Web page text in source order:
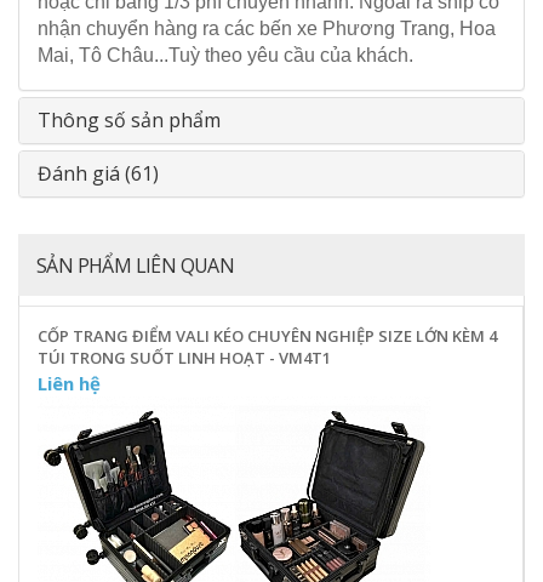
nhận chuyển hàng ra các bến xe Phương Trang, Hoa
Mai, Tô Châu...Tuỳ theo yêu cầu của khách.
Thông số sản phẩm
Đánh giá (61)
SẢN PHẨM LIÊN QUAN
CỐP TRANG ĐIỂM VALI KÉO CHUYÊN NGHIỆP SIZE LỚN KÈM 4
TÚI TRONG SUỐT LINH HOẠT - VM4T1
Liên hệ